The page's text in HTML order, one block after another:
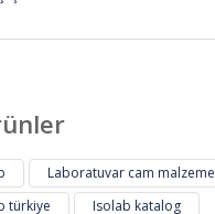
bozuk veya
eksik bilgiler bulunuyor.
Laboratuvar cam
türkiye
Isolab katalog